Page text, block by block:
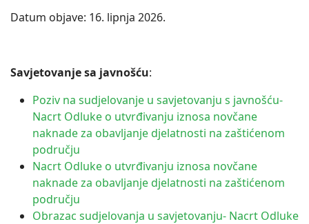
Datum objave: 16. lipnja 2026.
Savjetovanje sa javnošću:
Poziv na sudjelovanje u savjetovanju s javnošću-
Nacrt Odluke o utvrđivanju iznosa novčane
naknade za obavljanje djelatnosti na zaštićenom
području
Nacrt Odluke o utvrđivanju iznosa novčane
naknade za obavljanje djelatnosti na zaštićenom
području
Obrazac sudjelovanja u savjetovanju- Nacrt Odluke